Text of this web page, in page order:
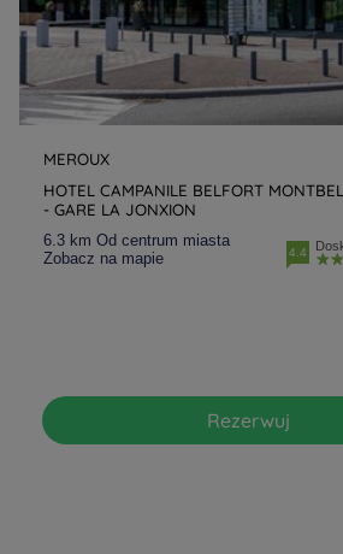
MEROUX
HOTEL CAMPANILE BELFORT
- GARE LA JONXION
6.3 km Od centrum miasta
Zobacz na mapie
4.4
Rezerwuj